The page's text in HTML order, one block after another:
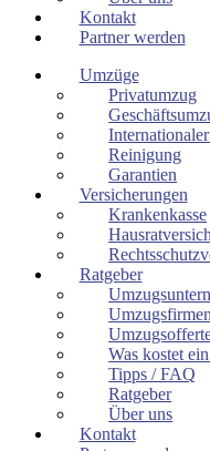
Kontakt
Partner werden
Umzüge
Privatumzug
Reinigung
Garantien
Versicherungen
Krankenkasse
Ratgeber
Was kostet
Tipps / FAQ
Ratgeber
Über uns
Kontakt